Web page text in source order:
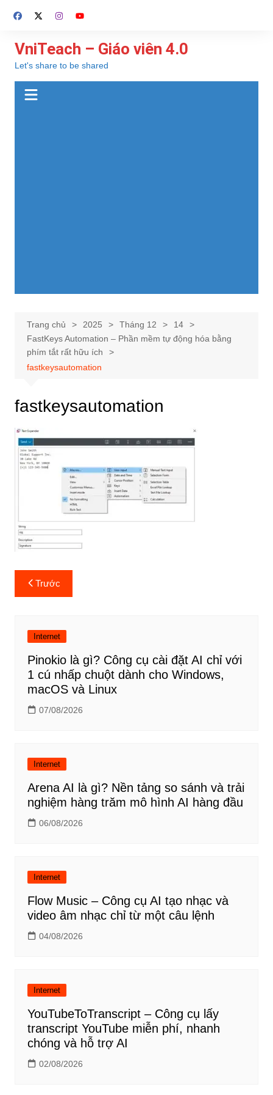
đến
dung
VniTeach – Giáo viên 4.0
Let's share to be shared
Trang chủ 2025 Tháng 12
14
FastKeys Automation – Phần mềm tự động hóa bằng
phím tắt rất hữu ích
fastkeysautomation
fastkeysautomation
Điều
hướng
viết
Trước
Internet
Pinokio là gì? Công cụ cài đặt AI chỉ với
1 cú nhấp chuột dành cho Windows,
macOS và Linux
07/08/2026
Internet
Arena AI là gì? Nền tảng so sánh và trải
nghiệm hàng trăm mô hình AI hàng đầu
06/08/2026
Internet
Flow Music – Công cụ AI tạo nhạc và
video âm nhạc chỉ từ một câu lệnh
04/08/2026
Internet
YouTubeToTranscript – Công cụ lấy
transcript YouTube miễn phí, nhanh
chóng và hỗ trợ AI
02/08/2026